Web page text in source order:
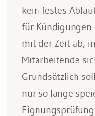
kein festes
für Kündigungen
mit der Zeit ab,
Mitarbeitende
Grundsätzlich
nur so lange